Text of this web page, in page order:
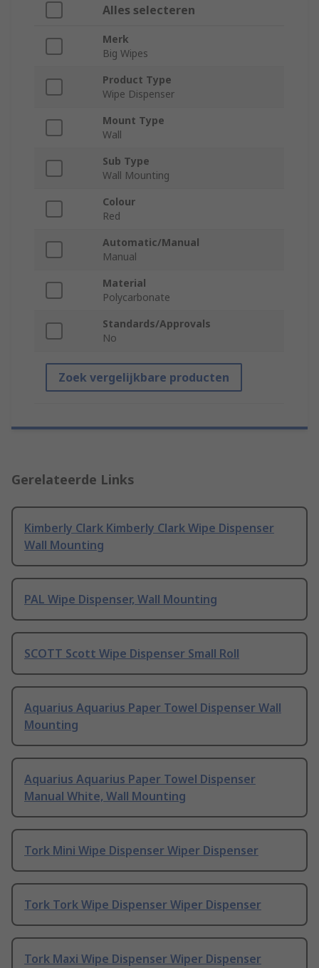
Alles selecteren
Merk
Big Wipes
Product Type
Wipe Dispenser
Mount Type
Wall
Sub Type
Wall Mounting
Colour
Red
Automatic/Manual
Manual
Material
Polycarbonate
Standards/Approvals
No
Zoek vergelijkbare producten
Gerelateerde Links
Kimberly Clark Kimberly Clark Wipe Dispenser
Wall Mounting
PAL Wipe Dispenser, Wall Mounting
SCOTT Scott Wipe Dispenser Small Roll
Aquarius Aquarius Paper Towel Dispenser Wall
Mounting
Aquarius Aquarius Paper Towel Dispenser
Manual White, Wall Mounting
Tork Mini Wipe Dispenser Wiper Dispenser
Tork Tork Wipe Dispenser Wiper Dispenser
Tork Maxi Wipe Dispenser Wiper Dispenser